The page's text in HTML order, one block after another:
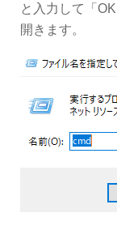
と入力して「
開きます。